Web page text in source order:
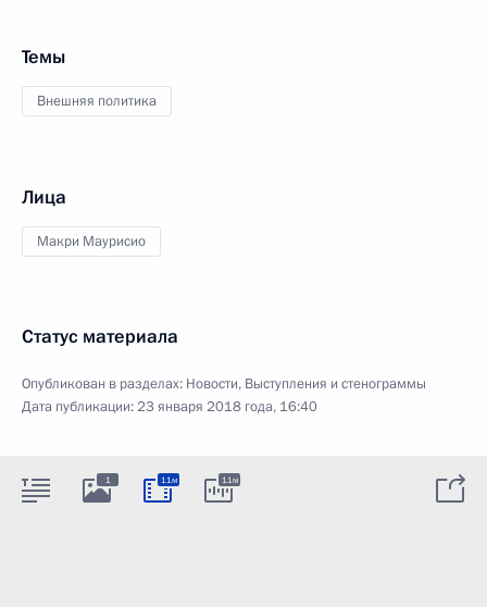
Темы
Внешняя политика
Лица
Макри Маурисио
Статус материала
Опубликован в разделах: Новости, Выступления и стенограммы
Дата публикации:23 января 2018 года, 16:40
1 11м 11м